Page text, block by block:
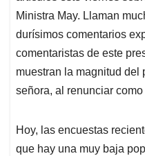
Ministra May. Llaman
durísimos comentarios
comentaristas de este
muestran la magnitud del
señora, al renunciar
Hoy, las encuestas
que hay una muy baja